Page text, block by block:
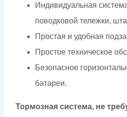
Индивидуальная
поводковой тележки,
Простая и удобная
Простое техническое
Безопасное
батареи.
Тормозная система, не